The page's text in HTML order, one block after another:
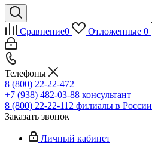
Сравнение0 Отложенные 0
Телефоны
8 (800) 22-22-472
+7 (938) 482-03-88 консультант
8 (800) 22-22-112 филиалы в России
Заказать звонок
Личный кабинет